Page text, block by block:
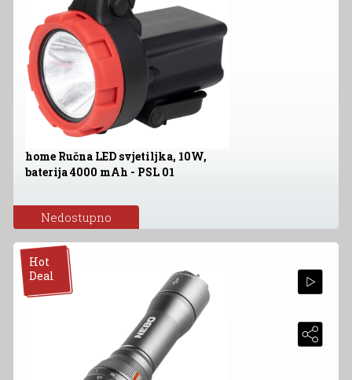
home Ručna LED svjetiljka, 10W,
baterija 4000 mAh - PSL 01
Nedostupno
Hot
Deal